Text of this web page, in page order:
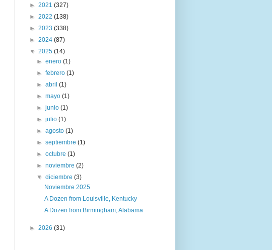
► 2021 (327)
► 2022 (138)
► 2023 (338)
► 2024 (87)
▼ 2025 (14)
►enero(1)
►febrero(1)
►abril(1)
►mayo(1)
►junio(1)
►julio(1)
►agosto(1)
►septiembre(1)
►octubre(1)
►noviembre(2)
▼diciembre(3)
Noviembre 2025
A Dozen from Louisville, Kentucky
A Dozen from Birmingham, Alabama
► 2026 (31)